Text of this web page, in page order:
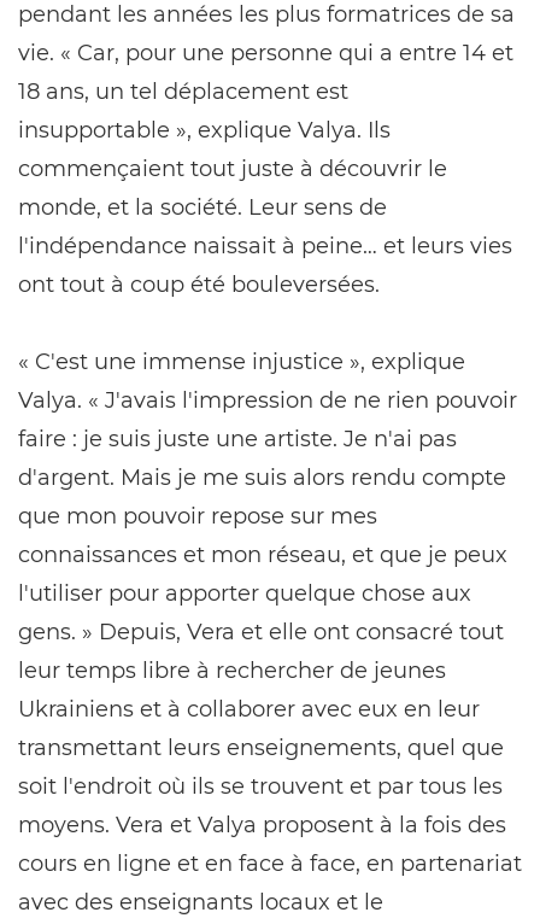
pendant les années les plus formatrices de sa
vie. « Car, pour une personne qui a entre 14 et
18 ans, un tel déplacement est
insupportable », explique Valya. Ils
commençaient tout juste à découvrir le
monde, et la société. Leur sens de
l'indépendance naissait à peine… et leurs vies
ont tout à coup été bouleversées.
« C'est une immense injustice », explique
Valya. « J'avais l'impression de ne rien pouvoir
faire : je suis juste une artiste. Je n'ai pas
d'argent. Mais je me suis alors rendu compte
que mon pouvoir repose sur mes
connaissances et mon réseau, et que je peux
l'utiliser pour apporter quelque chose aux
gens. » Depuis, Vera et elle ont consacré tout
leur temps libre à rechercher de jeunes
Ukrainiens et à collaborer avec eux en leur
transmettant leurs enseignements, quel que
soit l'endroit où ils se trouvent et par tous les
moyens. Vera et Valya proposent à la fois des
cours en ligne et en face à face, en partenariat
avec des enseignants locaux et le